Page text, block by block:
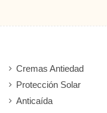
Cremas Antiedad
Protección Solar
Anticaída